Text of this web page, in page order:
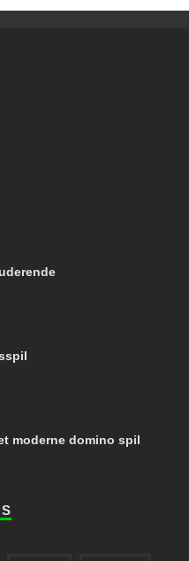
moderne domino spil